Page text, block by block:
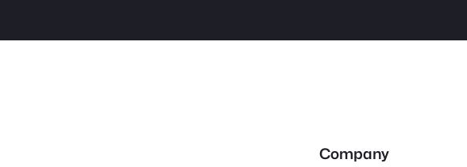
Company